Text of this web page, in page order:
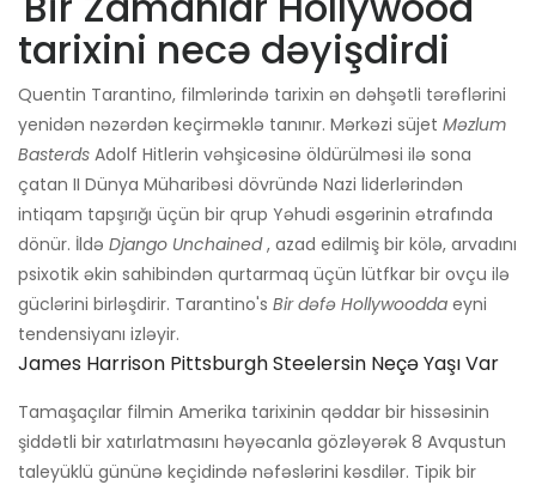
tarixini necə dəyişdirdi
Quentin Tarantino, filmlərində tarixin ən dəhşətli tərəflərini
yenidən nəzərdən keçirməklə tanınır. Mərkəzi süjet Məzlum
Basterds Adolf Hitlerin vəhşicəsinə öldürülməsi ilə sona
çatan II Dünya Müharibəsi dövründə Nazi liderlərindən
intiqam tapşırığı üçün bir qrup Yəhudi əsgərinin ətrafında
dönür. İldə Django Unchained, azad edilmiş bir kölə, arvadını
psixotik əkin sahibindən qurtarmaq üçün lütfkar bir ovçu ilə
güclərini birləşdirir. Tarantino's Bir dəfə Hollywoodda eyni
tendensiyanı izləyir.
James Harrison Pittsburgh Steelersin Neçə Yaşı Var
Tamaşaçılar filmin Amerika tarixinin qəddar bir hissəsinin
şiddətli bir xatırlatmasını həyəcanla gözləyərək 8 Avqustun
taleyüklü gününə keçidində nəfəslərini kəsdilər. Tipik bir